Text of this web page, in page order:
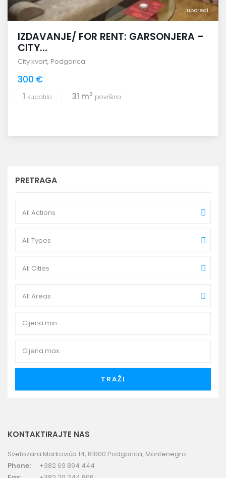
uporedi
IZDAVANJE/ FOR RENT: GARSONJERA –
CITY...
City kvart, Podgorica
300 €
1 kupatilo 31 m2 površina
PRETRAGA
All Actions
All Types
All Cities
All Areas
TRAŽI
KONTAKTIRAJTE NAS
Svetozara Markovića 14, 81000 Podgorica, Montenegro
Phone:
+382 69 894 444